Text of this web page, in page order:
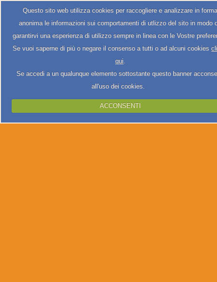
Questo sito web utilizza cookies per raccogliere e analizzare in
anonima le informazioni sui comportamenti di utlizzo del sito in modo
garantirvi una esperienza di utilizzo sempre in linea con le Vostre
Se vuoi saperne di più o negare il consenso a tutti o ad alcuni cookies
qui.
Se accedi a un qualunque elemento sottostante questo banner
all'uso dei cookies.
ACCONSENTI